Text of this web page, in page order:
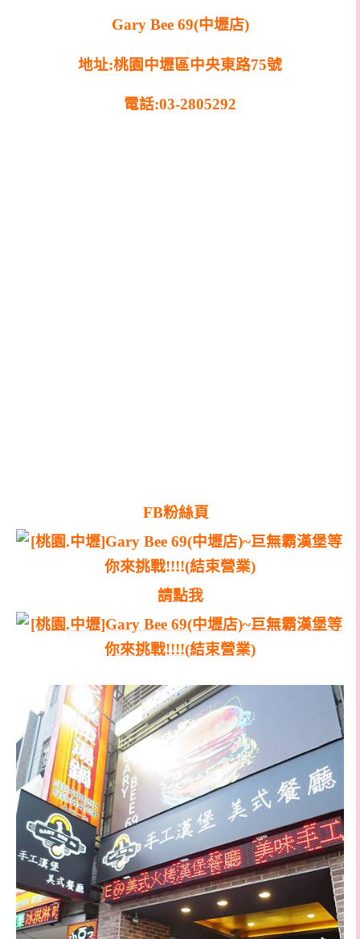
Gary Bee 69(中壢店)
地址:桃園中壢區中央東路75號
電話:03-2805292
FB粉絲頁
請點我